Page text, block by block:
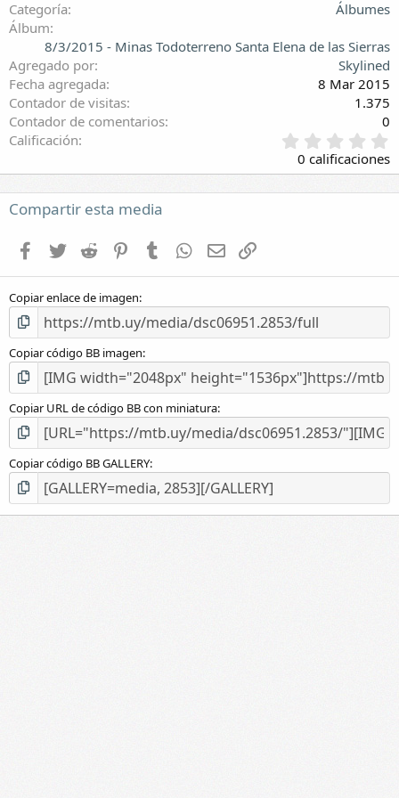
Categoría
Álbumes
Álbum
8/3/2015 - Minas Todoterreno Santa Elena de las Sierras
Agregado por
Skylined
Fecha agregada
8 Mar 2015
Contador de visitas
1.375
Contador de comentarios
0
Calificación
,
0
0
l
(
)
0 calificaciones
Compartir esta media
Facebook
Twitter Reddit PinterestTumblr WhatsApp
E-mail
Copiar enlace de imagen
Copiar código BB imagen
Copiar URL de código BB con miniatura
Copiar código BB GALLERY